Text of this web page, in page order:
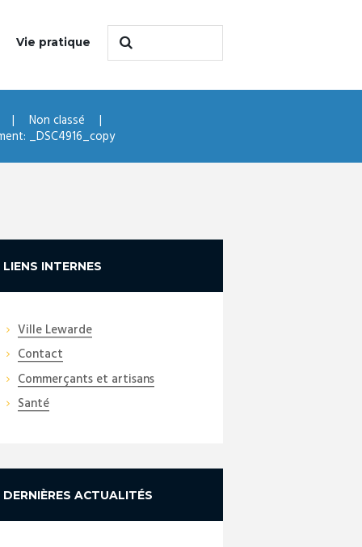
Vie pratique
Non classé
_DSC4916_copy
LIENS INTERNES
Ville Lewarde
Contact
Commerçants et artisans
Santé
DERNIÈRES ACTUALITÉS